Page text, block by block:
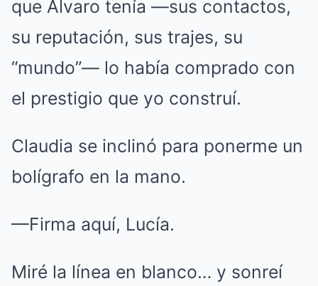
que Álvaro tenía —sus contactos,
su reputación, sus trajes, su
“mundo”— lo había comprado con
el prestigio que yo construí.
Claudia se inclinó para ponerme un
bolígrafo en la mano.
—Firma aquí, Lucía.
Miré la línea en blanco… y sonreí